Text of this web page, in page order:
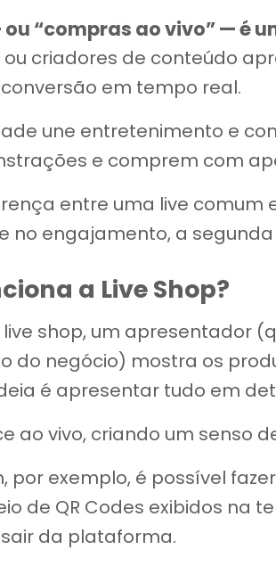
ou “compras ao vivo” — é
ou criadores de conteúdo
em tempo real.
une entretenimento e
e comprem com
entre uma live comum
no engajamento, a
a Live Shop?
shop, um apresentador
do negócio) mostra os
é apresentar tudo em
ao vivo, criando um senso
por exemplo, é possível
de QR Codes exibidos na
da plataforma.